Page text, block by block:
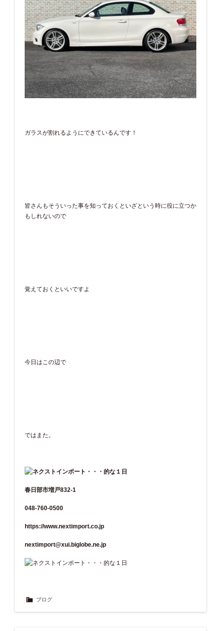
ガラスが割れるようにできているんです！
皆さんもそういった事を知っておくといざという時に役に立つか
もしれないので
覚えておくといいですよ
今日はこの辺で
ではまた。
春日部市増戸832-1
048-760-0500
https://www.nextimport.co.jp
nextimport@xui.biglobe.ne.jp
ブログ